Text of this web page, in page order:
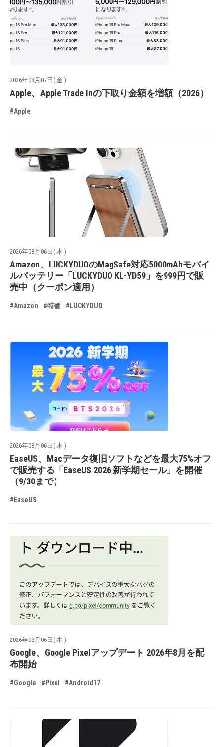
2026年08月07日( 金 )
Apple、Apple Trade Inの下取り金額を増額（2026）
#Apple
2026年08月06日( 木 )
Amazon、LUCKYDUOのMagSafe対応5000mAhモバイ
ルバッテリー「LUCKYDUO KL-YD59」を999円で販
売中（クーポン適用）
#Amazon #特価 #LUCKYDUO
2026年08月06日( 木 )
EaseUS、Macデータ復旧ソフトなどを最大75%オフ
で販売する「EaseUS 2026 新学期セール」を開催
（9/30まで）
#EaseUS
2026年08月06日( 木 )
Google、Google Pixelアップデート 2026年8月を配
布開始
#Google #Pixel #Android17